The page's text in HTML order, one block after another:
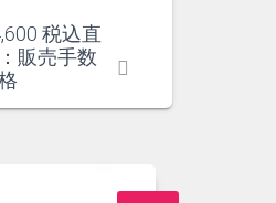
現
在
税込直
販売手数